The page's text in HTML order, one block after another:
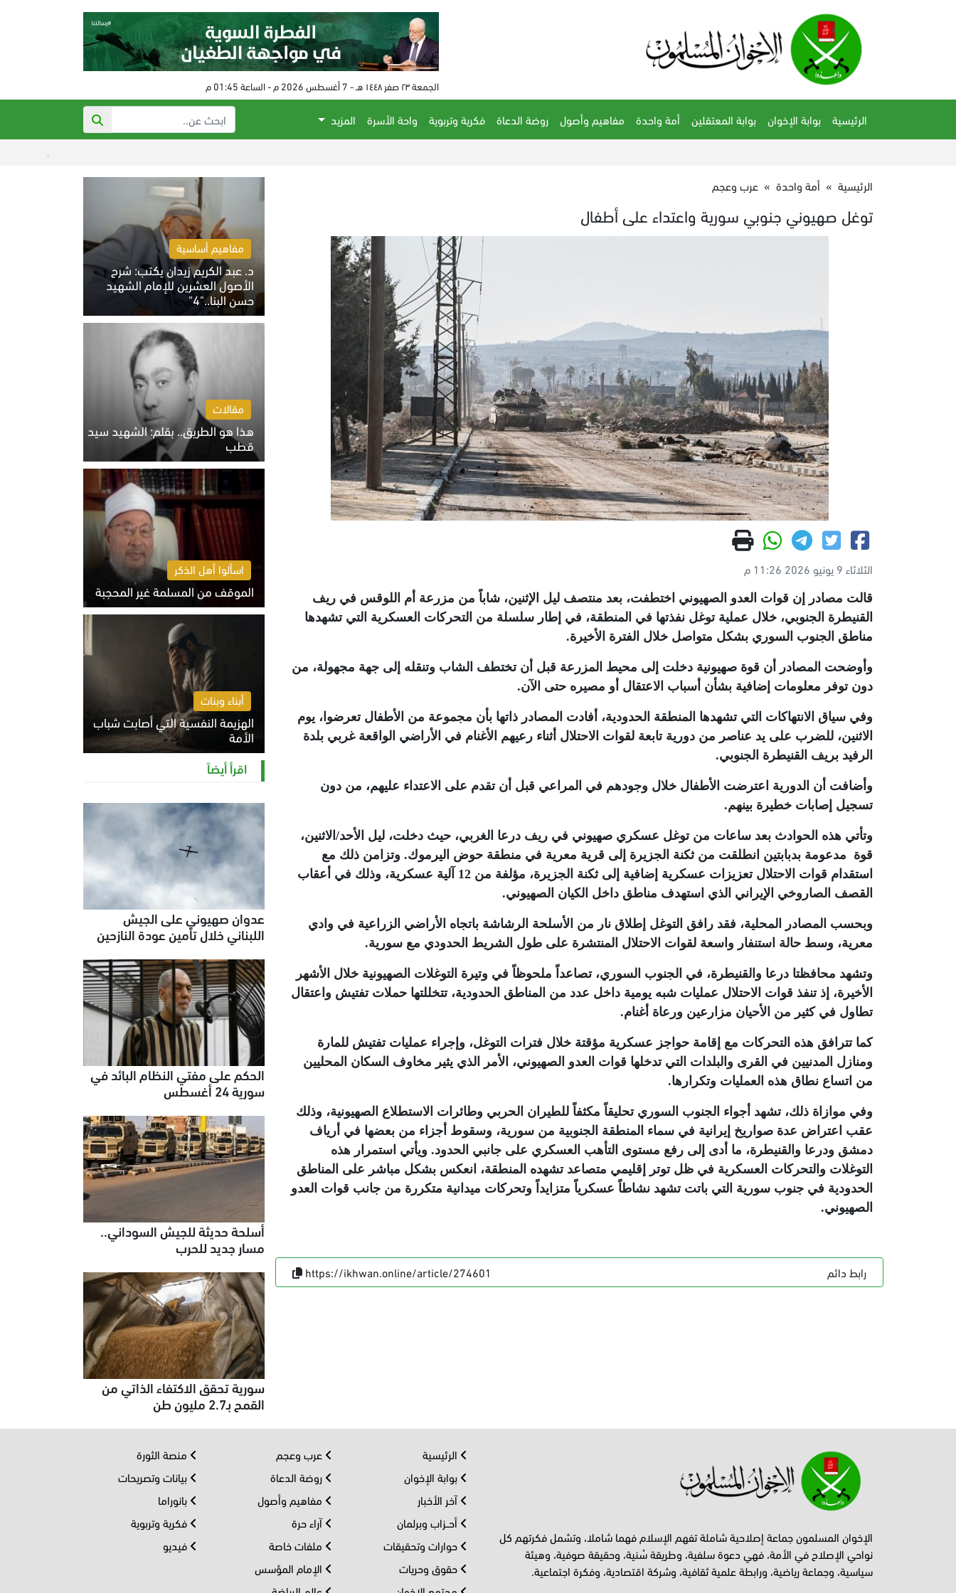
الجمعة ٢٣ صفر ١٤٤٨ هـ - 7 أغسطس 2026 م - الساعة 01:45 م
الرئيسية بوابة الإخوان بوابة المعتقلين أمة واحدة مفاهيم وأصول روضة الدعاة فكرية وتربوية واحة الأسرة
المزيد
عدوان صهيوني على
الرئيسية » أمة واحدة » عرب وعجم
توغل صهيوني جنوبي سورية واعتداء على أطفال
الثلاثاء 9 يونيو 2026 11:26 م
قالت مصادر إن قوات العدو الصهيوني اختطفت، بعد منتصف ليل الإثنين، شاباً من مزرعة أم اللوقس في ريف
القنيطرة الجنوبي، خلال عملية توغل نفذتها في المنطقة، في إطار سلسلة من التحركات العسكرية التي تشهدها
مناطق الجنوب السوري بشكل متواصل خلال الفترة الأخيرة.
وأوضحت المصادر أن قوة صهيونية دخلت إلى محيط المزرعة قبل أن تختطف الشاب وتنقله إلى جهة مجهولة، من
دون توفر معلومات إضافية بشأن أسباب الاعتقال أو مصيره حتى الآن.
وفي سياق الانتهاكات التي تشهدها المنطقة الحدودية، أفادت المصادر ذاتها بأن مجموعة من الأطفال تعرضوا، يوم
الاثنين، للضرب على يد عناصر من دورية تابعة لقوات الاحتلال أثناء رعيهم الأغنام في الأراضي الواقعة غربي بلدة
الرفيد بريف القنيطرة الجنوبي.
وأضافت أن الدورية اعترضت الأطفال خلال وجودهم في المراعي قبل أن تقدم على الاعتداء عليهم، من دون
تسجيل إصابات خطيرة بينهم.
وتأتي هذه الحوادث بعد ساعات من توغل عسكري صهيوني في ريف درعا الغربي، حيث دخلت، ليل الأحد/الاثنين،
قوة مدعومة بدبابتين انطلقت من ثكنة الجزيرة إلى قرية معرية في منطقة حوض اليرموك. وتزامن ذلك مع
استقدام قوات الاحتلال تعزيزات عسكرية إضافية إلى ثكنة الجزيرة، مؤلفة من 12 آلية عسكرية، وذلك في أعقاب
القصف الصاروخي الإيراني الذي استهدف مناطق داخل الكيان الصهيوني.
وبحسب المصادر المحلية، فقد رافق التوغل إطلاق نار من الأسلحة الرشاشة باتجاه الأراضي الزراعية في وادي
معرية، وسط حالة استنفار واسعة لقوات الاحتلال المنتشرة على طول الشريط الحدودي مع سورية.
وتشهد محافظتا درعا والقنيطرة، في الجنوب السوري، تصاعداً ملحوظاً في وتيرة التوغلات الصهيونية خلال الأشهر
الأخيرة، إذ تنفذ قوات الاحتلال عمليات شبه يومية داخل عدد من المناطق الحدودية، تتخللتها حملات تفتيش واعتقال
تطاول في كثير من الأحيان مزارعين ورعاة أغنام.
كما تترافق هذه التحركات مع إقامة حواجز عسكرية مؤقتة خلال فترات التوغل، وإجراء عمليات تفتيش للمارة
ومنازل المدنيين في القرى والبلدات التي تدخلها قوات العدو الصهيوني، الأمر الذي يثير مخاوف السكان المحليين
من اتساع نطاق هذه العمليات وتكرارها.
وفي موازاة ذلك، تشهد أجواء الجنوب السوري تحليقاً مكثفاً للطيران الحربي وطائرات الاستطلاع الصهيونية، وذلك
عقب اعتراض عدة صواريخ إيرانية في سماء المنطقة الجنوبية من سورية، وسقوط أجزاء من بعضها في أرياف
دمشق ودرعا والقنيطرة، ما أدى إلى رفع مستوى التأهب العسكري على جانبي الحدود. ويأتي استمرار هذه
التوغلات والتحركات العسكرية في ظل توتر إقليمي متصاعد تشهده المنطقة، انعكس بشكل مباشر على المناطق
الحدودية في جنوب سورية التي باتت تشهد نشاطاً عسكرياً متزايداً وتحركات ميدانية متكررة من جانب قوات العدو
الصهيوني.
رابط دائم https://ikhwan.online/article/274601
مفاهيم أساسية
د. عبد الكريم زيدان يكتب: شرح
الأصول العشرين للإمام الشهيد
حسن البنا.."4"
الخميس 6 أغسطس 2026 10:27 ص
مقالات
هذا هو الطريق.. بقلم: الشهيد سيد
قطب
الخميس 6 أغسطس 2026 10:52 ص
اسألوا أهل الذكر
الموقف من المسلمة غير المحجبة
الخميس 6 أغسطس 2026 10:45 ص
أبناء وبنات
الهزيمة النفسية التي أصابت شباب
الأمة
الخميس 6 أغسطس 2026 11:12 ص
اقرأ أيضاً
عدوان صهيوني على الجيش
اللبناني خلال تأمين عودة النازحين
الحكم على مفتي النظام البائد في
سورية 24 أغسطس
أسلحة حديثة للجيش السوداني..
مسار جديد للحرب
سورية تحقق الاكتفاء الذاتي من
القمح بـ2.7 مليون طن
الإخوان المسلمون جماعة إصلاحية شاملة تفهم الإسلام فهما شاملا، وتشمل فكرتهم كل
نواحي الإصلاح في الأمة، فهي دعوة سلفية، وطريقة سُنية، وحقيقة صوفية، وهيئة
سياسية، وجماعة رياضية، ورابطة علمية ثقافية، وشركة اقتصادية، وفكرة اجتماعية.
الرئيسية
بوابة الإخوان
آخر الأخبار
أحــزاب وبرلمان
حوارات وتحقيقات
حقوق وحريات
عرب وعجم
روضة الدعاة
مفاهيم وأصول
آراء حرة
ملفات خاصة
الإمام المؤسس
منصة الثورة
بيانات وتصريحات
بانوراما
فكرية وتربوية
فيديو